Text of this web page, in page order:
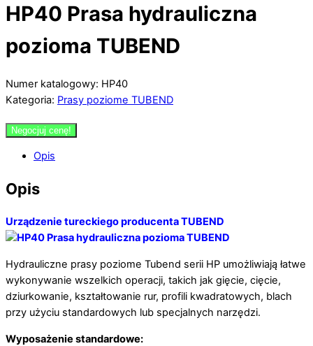
HP40 Prasa hydrauliczna
pozioma TUBEND
Numer katalogowy: HP40
Kategoria: Prasy poziome TUBEND
Negocjuj cenę!
Opis
Opis
Urządzenie tureckiego producenta TUBEND
Hydrauliczne prasy poziome Tubend serii HP umożliwiają łatwe
wykonywanie wszelkich operacji, takich jak gięcie, cięcie,
dziurkowanie, kształtowanie rur, profili kwadratowych, blach
przy użyciu standardowych lub specjalnych narzędzi.
Wyposażenie standardowe: